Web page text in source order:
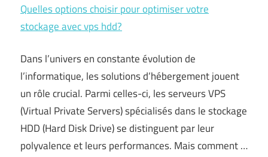
Quelles options choisir pour optimiser votre
stockage avec vps hdd?
Dans l’univers en constante évolution de
l’informatique, les solutions d’hébergement jouent
un rôle crucial. Parmi celles-ci, les serveurs VPS
(Virtual Private Servers) spécialisés dans le stockage
HDD (Hard Disk Drive) se distinguent par leur
polyvalence et leurs performances. Mais comment…